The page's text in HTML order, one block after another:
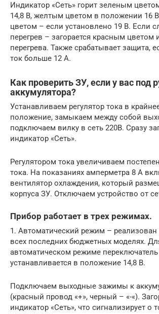
Индикатор «Сеть» горит зеленым
14,8 В, желтым цветом в положении 16
цветом – если установлено 19 В. Если
перегрев – загорается красным цветом
перегрева. Также срабатывает защита,
ток больше 12 А.
Как проверить ЗУ, если у вас под
аккумулятора?
Устанавливаем регулятор тока в
положение, замыкаем между собой
подключаем вилку в сеть 220В. Сразу
индикатор «Сеть».
Регулятором тока увеличиваем
тока. На показаниях амперметра 8 А
вентилятор охлаждения, который
корпуса ЗУ. Отключаем устройство от
Прибор работает в трех режимах.
1. Автоматический режим – реализован
всех последних бюджетных моделях.
автоматическом режиме
устанавливается в положение 14,8 В.
Подключаем выходные зажимы к
(красный провод «+», черный – «-«).
индикатор «Сеть», что сигнализирует о